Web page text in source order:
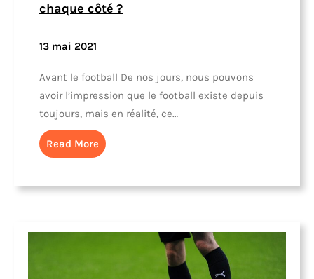
chaque côté ?
13 mai 2021
Avant le football De nos jours, nous pouvons
avoir l’impression que le football existe depuis
toujours, mais en réalité, ce…
Read More